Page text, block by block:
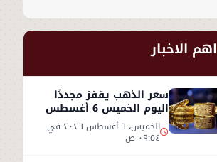
اهم الاخبار
سعر الذهب يقفز مجددًا
اليوم الخميس 6 أغسطس
2026.. وعيار 21 يسجل هذا
المستوى الخميس، ٦ أغسطس ٢٠٢٦ في
٠٩:٥٤ ص